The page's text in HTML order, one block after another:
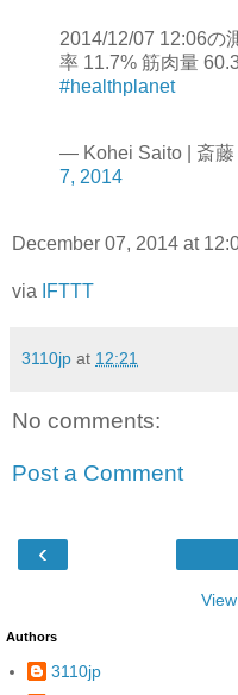
2014/12/07 12:06の
率 11.7% 筋肉量
#healthplanet
— Kohei Saito | 斎藤
7, 2014
December 07, 2014 at
via IFTTT
3110jp at 12:21
No comments:
Post a Comment
‹
Authors
3110jp